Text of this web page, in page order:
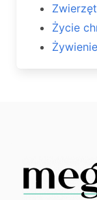
Życie